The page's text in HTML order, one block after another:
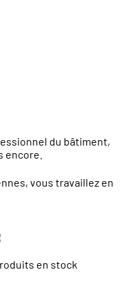
du bâtiment,
encore.
vous travaillez en
en stock